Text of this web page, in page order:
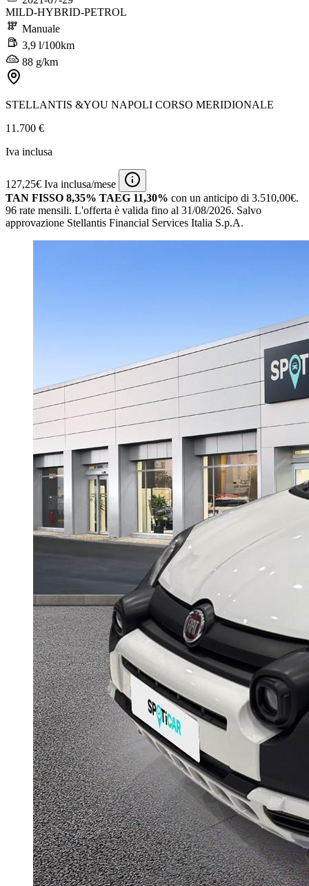
MILD-HYBRID-PETROL
Manuale
3,9 l/100km
88 g/km
STELLANTIS &YOU NAPOLI CORSO MERIDIONALE
11.700 €
Iva inclusa
127,25€ Iva inclusa/mese
TAN FISSO 8,35% TAEG 11,30% con un anticipo di 3.510,00€.
96 rate mensili. L'offerta è valida fino al 31/08/2026. Salvo
approvazione Stellantis Financial Services Italia S.p.A.